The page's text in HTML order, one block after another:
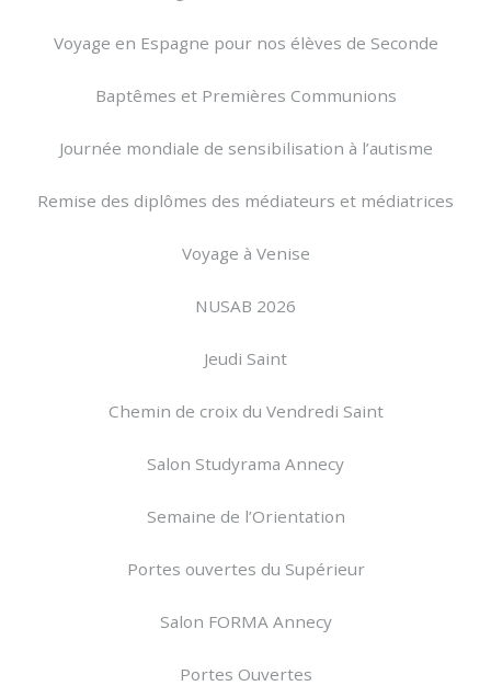
Voyage en Espagne pour nos élèves de Seconde
Baptêmes et Premières Communions
Journée mondiale de sensibilisation à l’autisme
Remise des diplômes des médiateurs et médiatrices
Voyage à Venise
NUSAB 2026
Jeudi Saint
Chemin de croix du Vendredi Saint
Salon Studyrama Annecy
Semaine de l’Orientation
Portes ouvertes du Supérieur
Salon FORMA Annecy
Portes Ouvertes